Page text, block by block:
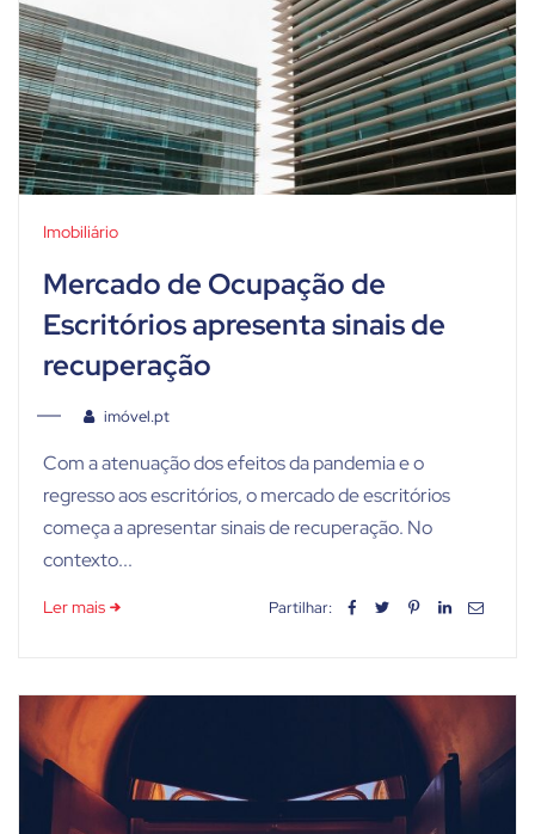
Imobiliário
Mercado de Ocupação de
Escritórios apresenta sinais de
recuperação
imóvel.pt
Com a atenuação dos efeitos da pandemia e o
regresso aos escritórios, o mercado de escritórios
começa a apresentar sinais de recuperação. No
contexto...
Ler mais Partilhar: